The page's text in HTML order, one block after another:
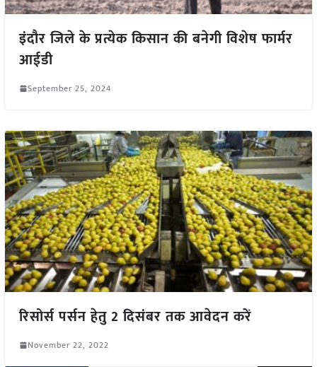
इंदौर जिले के प्रत्येक किसान की बनेगी विशेष फार्मर
आईडी
September 25, 2024
रिसोर्स पर्सन हेतु 2 दिसंबर तक आवेदन करें
November 22, 2022